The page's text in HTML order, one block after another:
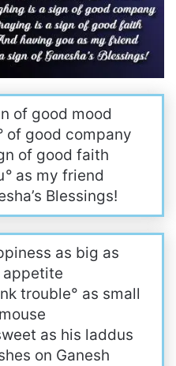
of good mood
of good company
of good faith
° as my friend
Blessings!
as big as
appetite
trouble° as small
as his laddus
on Ganesh